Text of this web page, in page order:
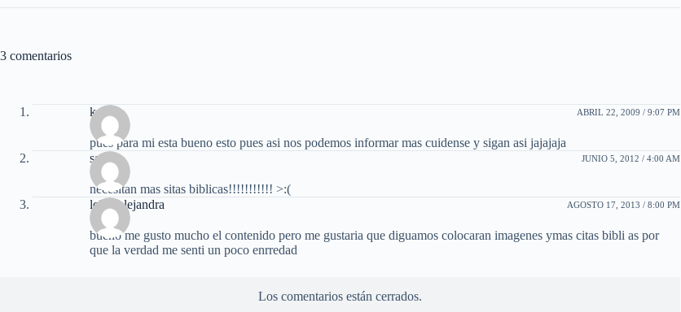
3 comentarios
karen ABRIL 22, 2009 / 9:07 PM
pues para mi esta bueno esto pues asi nos podemos informar mas cuidense y sigan asi jajajaja
sarahi
JUNIO 5, 2012 / 4:00 AM
necesitan mas sitas biblicas!!!!!!!!!!! >:(
leidy alejandra
AGOSTO 17, 2013 / 8:00 PM
bueno me gusto mucho el contenido pero me gustaria que diguamos colocaran imagenes ymas citas bibli as por
que la verdad me senti un poco enrredad
Los comentarios están cerrados.